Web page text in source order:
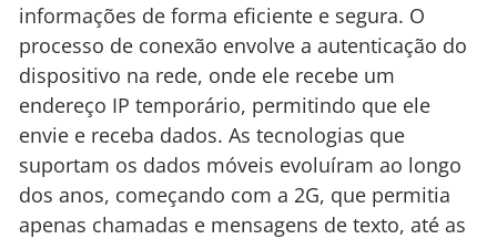
informações de forma eficiente e segura. O
processo de conexão envolve a autenticação do
dispositivo na rede, onde ele recebe um
endereço IP temporário, permitindo que ele
envie e receba dados. As tecnologias que
suportam os dados móveis evoluíram ao longo
dos anos, começando com a 2G, que permitia
apenas chamadas e mensagens de texto, até as